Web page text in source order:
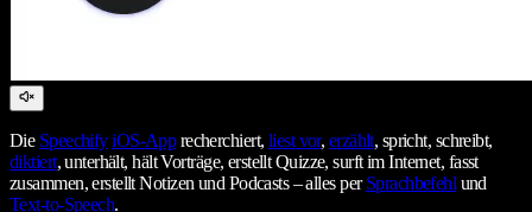
Die Speechify iOS-Apprecherchiert, liest vor, erzählt, spricht, schreibt,
diktiert, unterhält, hält Vorträge, erstellt Quizze, surft im Internet, fasst
zusammen, erstellt Notizen und Podcasts – alles perSprachbefehlund
Text-to-Speech.